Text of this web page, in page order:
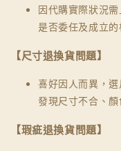
因代購實際狀況
是否委任及成立的
【尺寸退換貨問題】
喜好因人而異，
發現尺寸不合、
【瑕疵退換貨問題】